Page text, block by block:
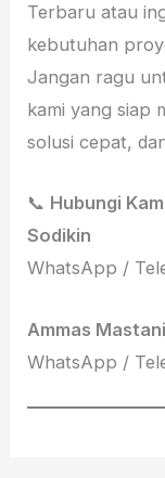
Terbaru atau
kebutuhan
Jangan ragu
kami yang siap
solusi cepat,
📞 Hubungi
Sodikin
WhatsApp /
Ammas Mastani
WhatsApp /